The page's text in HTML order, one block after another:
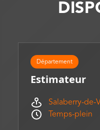
Estimateur
Département
Salaberry-de-
Temps-plein